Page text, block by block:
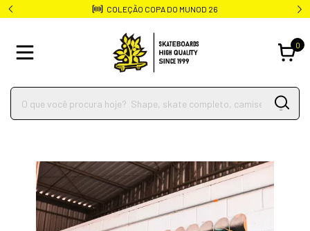
COLEÇÃO COPA DO MUNOD 26
0